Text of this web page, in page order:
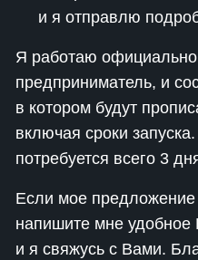
и я отправлю
Я работаю
предприниматель, и
в котором будут
включая сроки
потребуется всего 3
Если мое
напишите мне
и я свяжусь с Вами.